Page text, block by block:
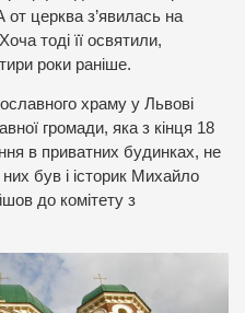
от церква з’явилась на
тоді її освятили,
роки раніше.
храму у Львові
громади, яка з кінця 18
в приватних будинках, не
був і історик Михайло
до комітету з